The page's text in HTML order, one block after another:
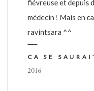
fiévreuse et depuis
médecin ! Mais en
ravintsara ^^
CA SE
2016